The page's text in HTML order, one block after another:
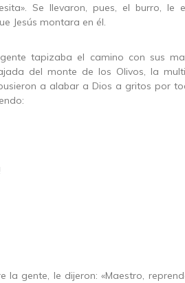
Se llevaron, pues, el burro, le
Jesús montara en él.
tapizaba el camino con sus
del monte de los Olivos, la
a alabar a Dios a gritos por
la gente, le dijeron: «Maestro,